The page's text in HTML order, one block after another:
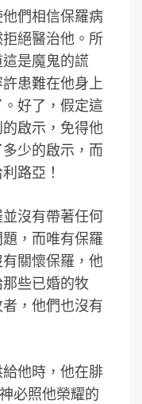
們相信保羅病
絕醫治他。所
是魔鬼的謊
患難在他身上
好了，假定這
啟示，免得他
少的啟示，而
路亞！
沒有帶著任何
，而唯有保羅
關懷保羅，他
些已婚的牧
，他們也沒有
他時，他在腓
必照他榮耀的